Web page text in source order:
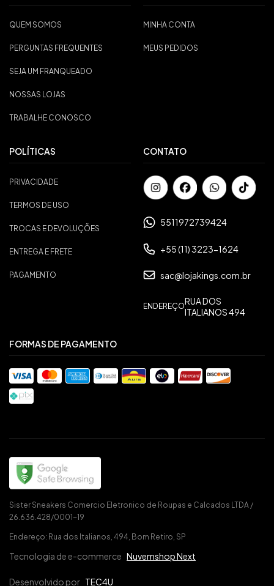
QUEM SOMOS
PERGUNTAS FREQUENTES
SEJA UM FRANQUEADO
NOSSAS LOJAS
TRABALHE CONOSCO
MINHA CONTA
MEUS PEDIDOS
POLÍTICAS
PRIVACIDADE
TERMOS DE USO
TROCAS E DEVOLUÇÕES
ENTREGA E FRETE
PAGAMENTO
CONTATO
5511972739424
+55 (11) 3223-1624
sac@lojakings.com.br
ENDEREÇORUA DOS
ITALIANOS 494
FORMAS DE PAGAMENTO
Sister Sneakers Comercio Eletronico de Roupas e Calcados LTDA /
26.636.428/0001-19
Endereço: Rua dos Italianos, 494, Bom Retiro, SP
Tecnologia de e-commerce Nuvemshop Next
Desenvolvido por TEC4U